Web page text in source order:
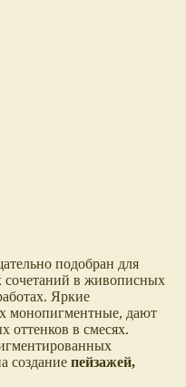
подобран для
сочетаний в живописных
Яркие
монопигментные, дают
оттенков в смесях.
создание пейзажей,